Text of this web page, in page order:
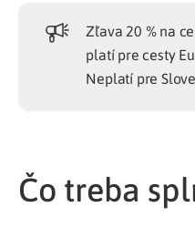
Zľava 20 % na
platí pre cesty
Neplatí pre
Čo treba